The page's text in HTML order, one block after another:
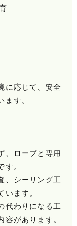
に応じて、安全
す。
、ロープと専用
。
、シーリング工
ます。
代わりになる工
があります。